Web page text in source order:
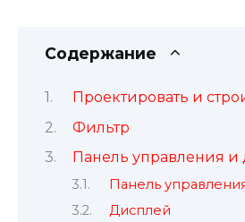
Содержание
Проектировать и
Фильтр
Панель управления и
Панель
Дисплей